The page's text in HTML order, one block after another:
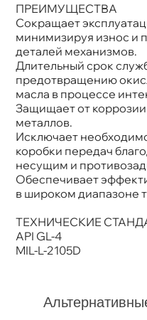
ПРЕИМУЩЕСТВА
Сокращает
минимизируя износ и
деталей механизмов.
Длительный срок
предотвращению
масла в процессе
Защищает от коррозии
металлов.
Исключает
коробки передач
несущим и
Обеспечивает
широком диапазоне
ТЕХНИЧЕСКИЕ
API GL-4
MIL-L-2105D